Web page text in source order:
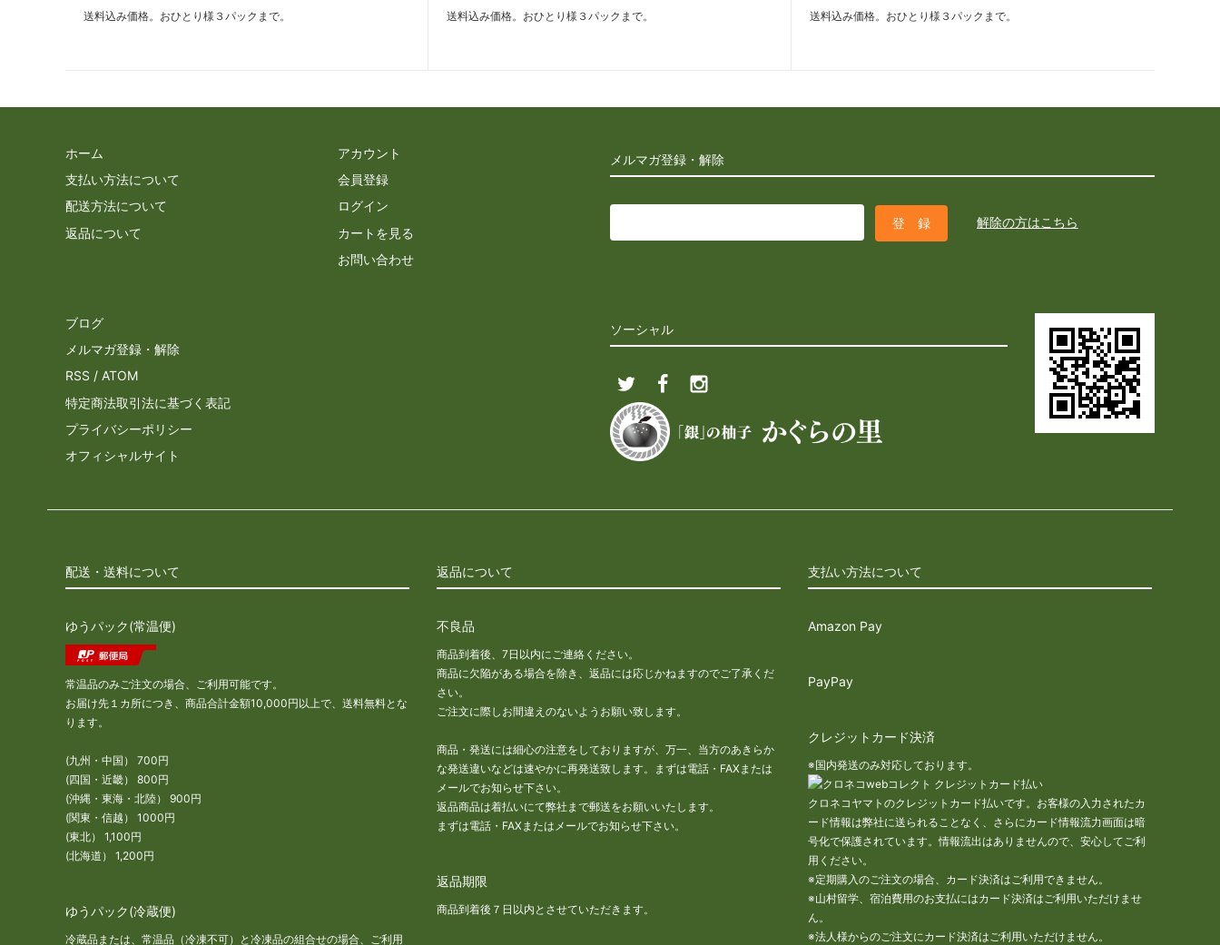
送料込み価格。おひとり様３パックまで。 送料込み価格。おひとり様３パックまで。 送料込み価格。おひとり様３パックまで。
メルマガ登録・解除
解除の方はこちら
ホーム
支払い方法について
配送方法について
返品について
アカウント
会員登録
ログイン
カートを見る
お問い合わせ
ソーシャル
ブログ
メルマガ登録・解除
RSS / ATOM
特定商法取引法に基づく表記
プライバシーポリシー
オフィシャルサイト
配送・送料について
ゆうパック(常温便)
常温品のみご注文の場合、ご利用可能です。
お届け先１カ所につき、商品合計金額10,000円以上で、送料無料とな
ります。
(九州・中国） 700円
(四国・近畿） 800円
(沖縄・東海・北陸） 900円
(関東・信越） 1000円
(東北） 1,100円
(北海道） 1,200円
ゆうパック(冷蔵便)
冷蔵品または、常温品（冷凍不可）と冷凍品の組合せの場合、ご利用
返品について
不良品
商品到着後、7日以内にご連絡ください。
商品に欠陥がある場合を除き、返品には応じかねますのでご了承くだ
さい。
ご注文に際しお間違えのないようお願い致します。
商品・発送には細心の注意をしておりますが、万一、当方のあきらか
な発送違いなどは速やかに再発送致します。まずは電話・FAXまたは
メールでお知らせ下さい。
返品商品は着払いにて弊社まで郵送をお願いいたします。
まずは電話・FAXまたはメールでお知らせ下さい。
返品期限
商品到着後７日以内とさせていただきます。
支払い方法について
Amazon Pay
PayPay
クレジットカード決済
※国内発送のみ対応しております。
クロネコヤマトのクレジットカード払いです。お客様の入力されたカ
ード情報は弊社に送られることなく、さらにカード情報流力画面は暗
号化で保護されています。情報流出はありませんので、安心してご利
用ください。
※定期購入のご注文の場合、カード決済はご利用できません。
※山村留学、宿泊費用のお支払にはカード決済はご利用いただけませ
ん。
※法人様からのご注文にカード決済はご利用いただけません。